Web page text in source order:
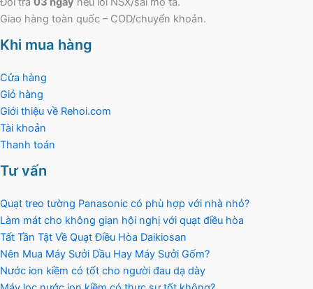
Giao hàng toàn quốc – COD/chuyển khoản.
Khi mua hàng
Cửa hàng
Giỏ hàng
Giới thiệu về Rehoi.com
Tài khoản
Thanh toán
Tư vấn
Quạt treo tường Panasonic có phù hợp với nhà nhỏ?
Làm mát cho không gian hội nghị với quạt điều hòa
Tất Tần Tật Về Quạt Điều Hòa Daikiosan
Nên Mua Máy Sưởi Dầu Hay Máy Sưởi Gốm?
Nước ion kiềm có tốt cho người đau dạ dày